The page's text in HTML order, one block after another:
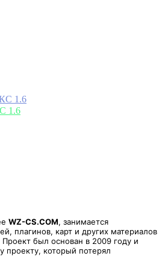
1.6
1.6
WZ-CS.COM, занимается
плагинов, карт и других материалов
Проект был основан в 2009 году и
проекту, который потерял